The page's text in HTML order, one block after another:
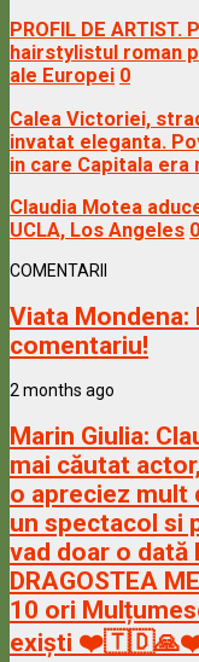
PROFIL DE
hairstylistul roman
ale Europei 0
Calea Victoriei,
invatat eleganta.
in care Capitala era
Claudia Motea
UCLA, Los Angeles 0
COMENTARII
Viata Mondena:
comentariu!
2 months ago
Marin Giulia:
mai căutat
o apreciez mult
un spectacol si
vad doar o dată
DRAGOSTEA
10 ori
exiști